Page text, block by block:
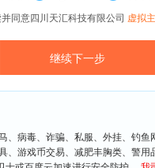
同意四川天汇科技有限公司 虚拟
、病毒、诈骗、私服、外挂、钓
、游戏币交易、减肥丰胸类、警